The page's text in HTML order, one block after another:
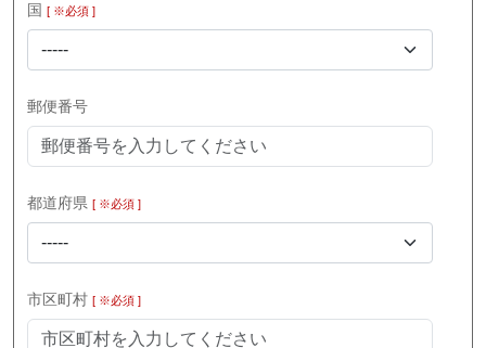
国 [ ※必須 ]
-----
郵便番号
都道府県 [ ※必須 ]
-----
市区町村 [ ※必須 ]